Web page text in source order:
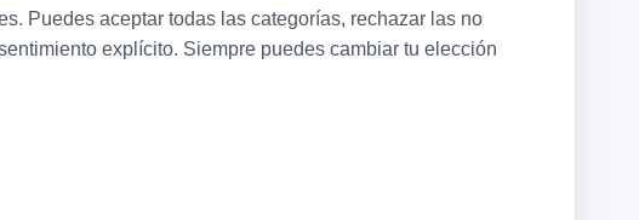
Puedes aceptar todas las categorías, rechazar las no
explícito. Siempre puedes cambiar tu elección